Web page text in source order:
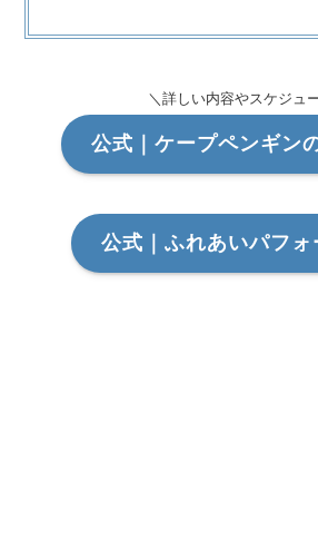
＼詳しい内容やスケジュ
公式｜ケープペンギン
公式｜ふれあいパフォ